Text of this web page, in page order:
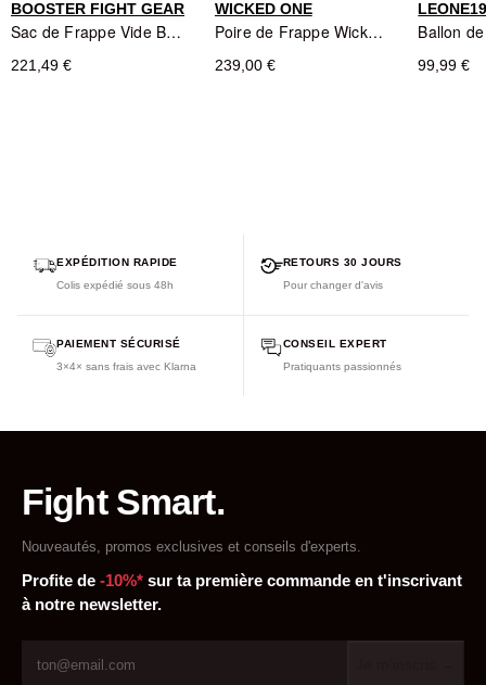
BOOSTER FIGHT GEAR
Sac de Frappe Vide BFG 180cm - Noir - BOOSTER FIGHT GEAR
221,49 €
WICKED ONE
Poire de Frappe Wicked One PUNCHING PEAR 100x50cm 30kg
239,00 € 99,99 €
EXPÉDITION RAPIDE
Colis expédié sous 48h
RETOURS 30 JOURS
Pour changer d'avis
PAIEMENT SÉCURISÉ
3×4× sans frais avec Klarna
CONSEIL EXPERT
Pratiquants passionnés
Fight Smart.
Nouveautés, promos exclusives et conseils d'experts.
Profite de -10%* sur ta première commande en t'inscrivant
à notre newsletter.